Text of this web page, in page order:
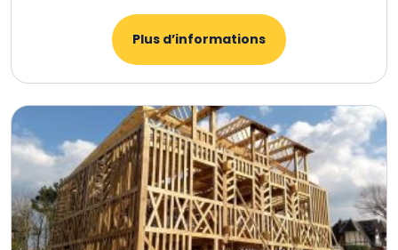
Plus d’informations